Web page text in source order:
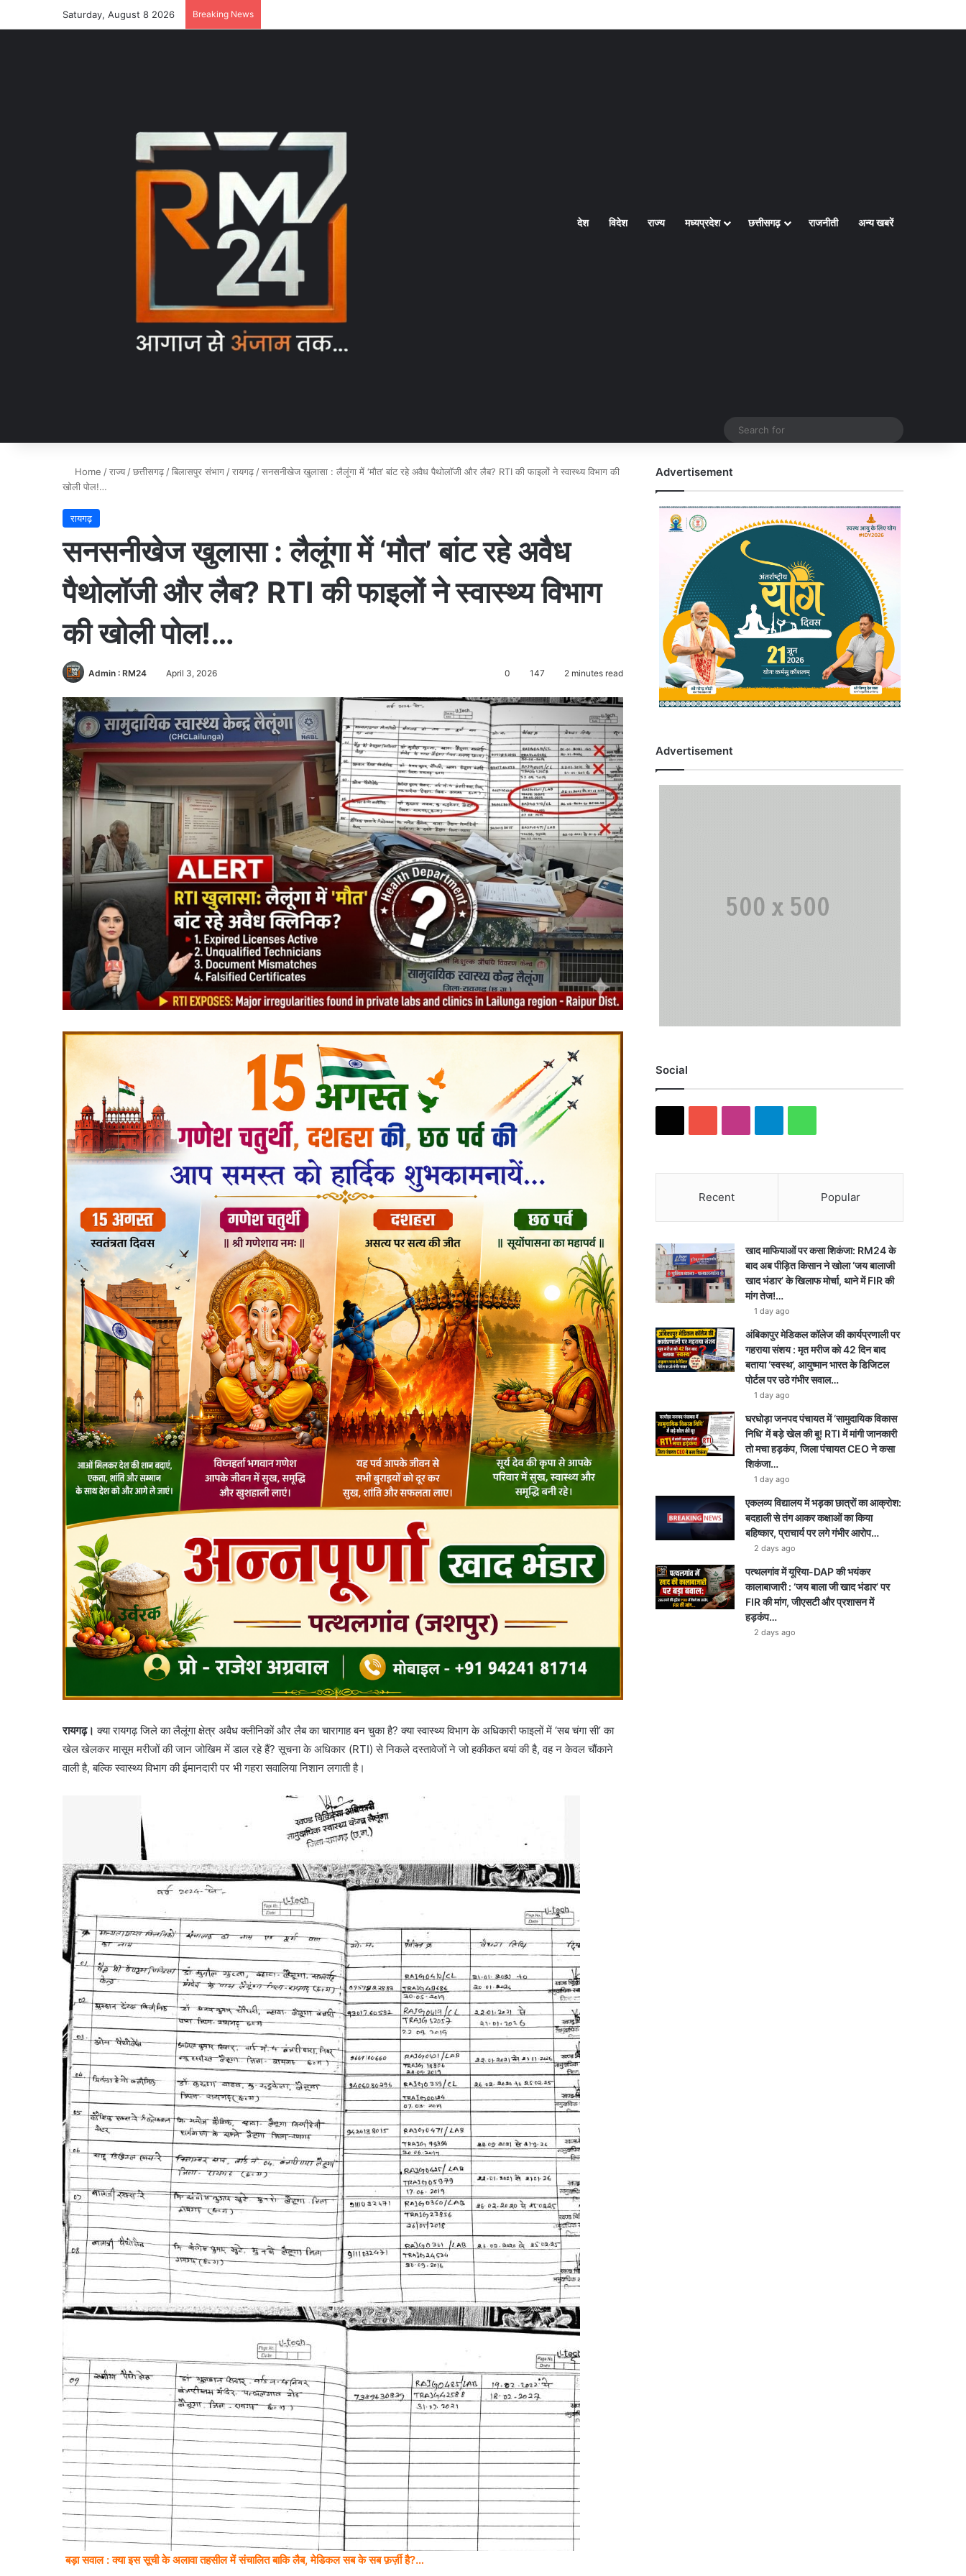
Saturday, August 8 2026 Breaking News
Homeदेश विदेश राज्य मध्यप्रदेश छत्तीसगढ़ राजनीती अन्य खबरें
Home /राज्य /छत्तीसगढ़ /बिलासपुर संभाग /रायगढ़ /सनसनीखेज खुलासा : लैलूंगा में ‘मौत’ बांट रहे अवैध पैथोलॉजी और लैब? RTI की फाइलों ने स्वास्थ्य विभाग की
खोली पोल!…
रायगढ़
सनसनीखेज खुलासा : लैलूंगा में ‘मौत’ बांट रहे अवैध
पैथोलॉजी और लैब? RTI की फाइलों ने स्वास्थ्य विभाग
की खोली पोल!…
Admin : RM24 April 3, 2026 0 147 2 minutes read
रायगढ़। क्या रायगढ़ जिले का लैलूंगा क्षेत्र अवैध क्लीनिकों और लैब का चारागाह बन चुका है? क्या स्वास्थ्य विभाग के अधिकारी फाइलों में ‘सब चंगा सी’ का
खेल खेलकर मासूम मरीजों की जान जोखिम में डाल रहे हैं? सूचना के अधिकार (RTI) से निकले दस्तावेजों ने जो हकीकत बयां की है, वह न केवल चौंकाने
वाली है, बल्कि स्वास्थ्य विभाग की ईमानदारी पर भी गहरा सवालिया निशान लगाती है।
बड़ा सवाल : क्या इस सूची के अलावा तहसील में संचालित बाकि लैब, मेडिकल सब के सब फ़र्ज़ी है?…
Advertisement
Advertisement
Social
Recent Popular
खाद माफियाओं पर कसा शिकंजा: RM24 के
बाद अब पीड़ित किसान ने खोला ‘जय बालाजी
खाद भंडार’ के खिलाफ मोर्चा, थाने में FIR की
मांग तेज!…
1 day ago
अंबिकापुर मेडिकल कॉलेज की कार्यप्रणाली पर
गहराया संशय : मृत मरीज को 42 दिन बाद
बताया ‘स्वस्थ’, आयुष्मान भारत के डिजिटल
पोर्टल पर उठे गंभीर सवाल…
1 day ago
घरघोड़ा जनपद पंचायत में ‘सामुदायिक विकास
निधि’ में बड़े खेल की बू! RTI में मांगी जानकारी
तो मचा हड़कंप, जिला पंचायत CEO ने कसा
शिकंजा…
1 day ago
एकलव्य विद्यालय में भड़का छात्रों का आक्रोश:
बदहाली से तंग आकर कक्षाओं का किया
बहिष्कार, प्राचार्य पर लगे गंभीर आरोप…
2 days ago
पत्थलगांव में यूरिया-DAP की भयंकर
कालाबाजारी : ‘जय बाला जी खाद भंडार’ पर
FIR की मांग, जीएसटी और प्रशासन में
हड़कंप…
2 days ago